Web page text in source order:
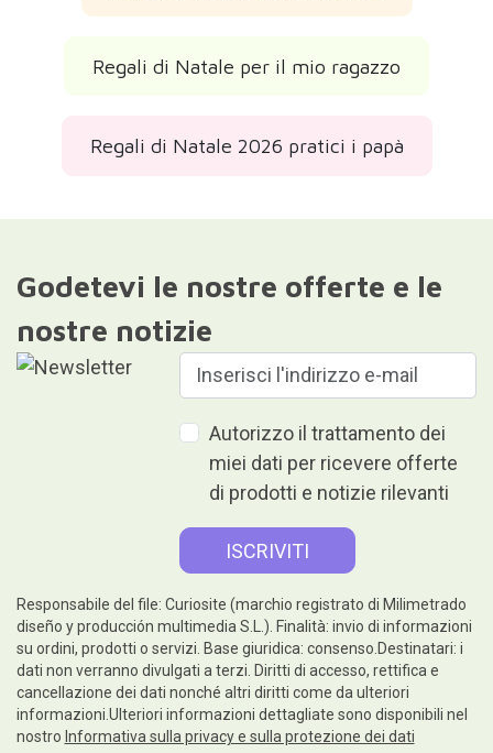
Regali di Natale per il mio ragazzo
Regali di Natale 2026 pratici i papà
Godetevi le nostre offerte e le
nostre notizie
Autorizzo il trattamento dei
miei dati per ricevere offerte
di prodotti e notizie rilevanti
Responsabile del file: Curiosite (marchio registrato di Milimetrado
diseño y producción multimedia S.L.). Finalità: invio di informazioni
su ordini, prodotti o servizi. Base giuridica: consenso.Destinatari: i
dati non verranno divulgati a terzi. Diritti di accesso, rettifica e
cancellazione dei dati nonché altri diritti come da ulteriori
informazioni.Ulteriori informazioni dettagliate sono disponibili nel
nostro Informativa sulla privacy e sulla protezione dei dati